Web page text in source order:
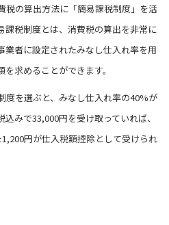
税の算出方法に「簡易課税制度」を活
課税制度とは、消費税の算出を非常に
業者に設定されたみなし仕入れ率を用
求めることができます。
度を選ぶと、みなし仕入れ率の40%が
みで33,000円を受け取っていれば、
円が仕入税額控除として受けられ